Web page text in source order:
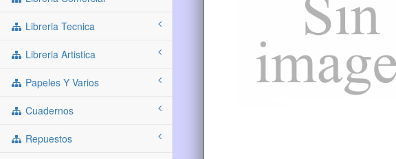
Libreria Tecnica
Libreria Artistica
Papeles Y Varios
Cuadernos
Repuestos